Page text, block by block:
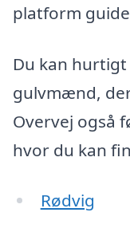
platform
Du kan
gulvmænd,
Overvej også
hvor du kan
Rødvig